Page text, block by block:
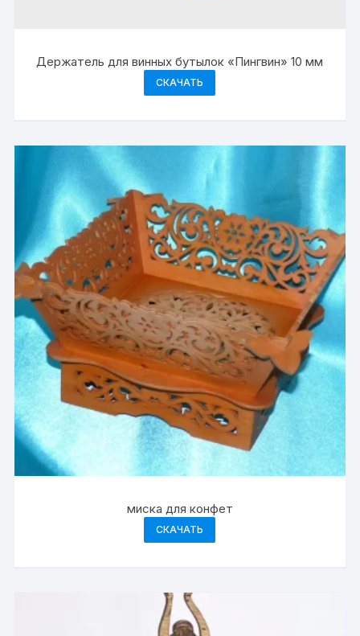
Держатель для винных бутылок «Пингвин» 10 мм
СКАЧАТЬ
миска для конфет
СКАЧАТЬ